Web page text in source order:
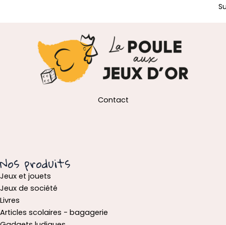
Contact
Nos produits
Jeux et jouets
Jeux de société
Livres
Articles scolaires - bagagerie